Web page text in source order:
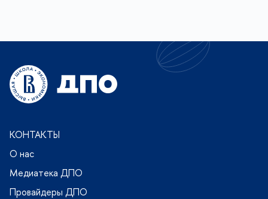
КОНТАКТЫ
О нас
Медиатека ДПО
Провайдеры ДПО